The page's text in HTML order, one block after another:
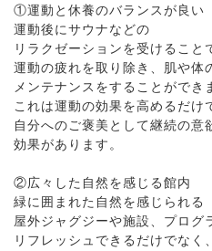
①運動と休養のバランスが良い
運動後にサウナなどの
リラクゼーションを受けること
運動の疲れを取り除き、肌や体
メンテナンスをすることができ
これは運動の効果を高めるだけ
自分へのご褒美として継続の意
効果があります。
②広々した自然を感じる館内
緑に囲まれた自然を感じられる
屋外ジャグジーや施設、プログ
リフレッシュできるだけでなく、